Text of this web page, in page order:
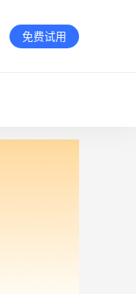
免费试用